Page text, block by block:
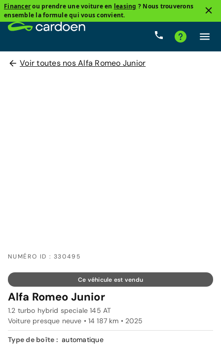
Financerou prendre une voiture en leasing ? Nous trouverons
ensemble la formule qui vous convient.
Voir toutes nos Alfa Romeo Junior
NUMÉRO ID : 330495
Ce véhicule est vendu
Alfa Romeo Junior
1.2 turbo hybrid speciale 145 AT
Voiture presque neuve • 14 187 km • 2025
Type de boîte : automatique